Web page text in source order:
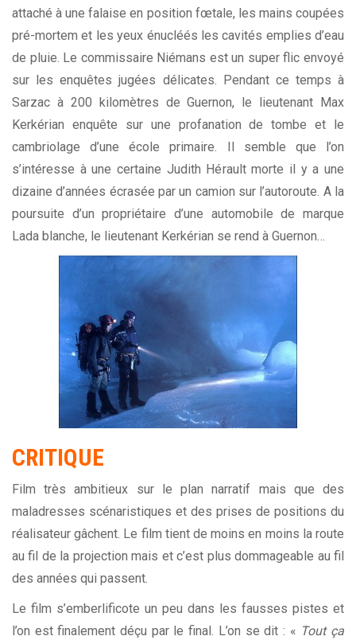
attaché à une falaise en position fœtale, les mains coupées
pré-mortem et les yeux énucléés les cavités emplies d’eau
de pluie. Le commissaire Niémans est un super flic envoyé
sur les enquêtes jugées délicates. Pendant ce temps à
Sarzac à 200 kilomètres de Guernon, le lieutenant Max
Kerkérian enquête sur une profanation de tombe et le
cambriolage d’une école primaire. Il semble que l’on
s’intéresse à une certaine Judith Hérault morte il y a une
dizaine d’années écrasée par un camion sur l’autoroute. A la
poursuite d’un propriétaire d’une automobile de marque
Lada blanche, le lieutenant Kerkérian se rend à Guernon…
CRITIQUE
Film très ambitieux sur le plan narratif mais que des
maladresses scénaristiques et des prises de positions du
réalisateur gâchent. Le film tient de moins en moins la route
au fil de la projection mais et c’est plus dommageable au fil
des années qui passent.
Le film s’emberlificote un peu dans les fausses pistes et
l’on est finalement déçu par le final. L’on se dit : « Tout ça